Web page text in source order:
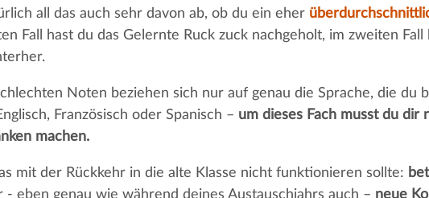
all das auch sehr davon ab, ob du ein eher
Fall hast du das Gelernte Ruck zuck nachgeholt, im zweiten
Noten beziehen sich nur auf genau die Sprache, die du
Französisch oder Spanisch – um dieses Fach musst du dir
machen.
mit der Rückkehr in die alte Klasse nicht funktionieren sollte:
eben genau wie während deines Austauschjahrs auch – neue